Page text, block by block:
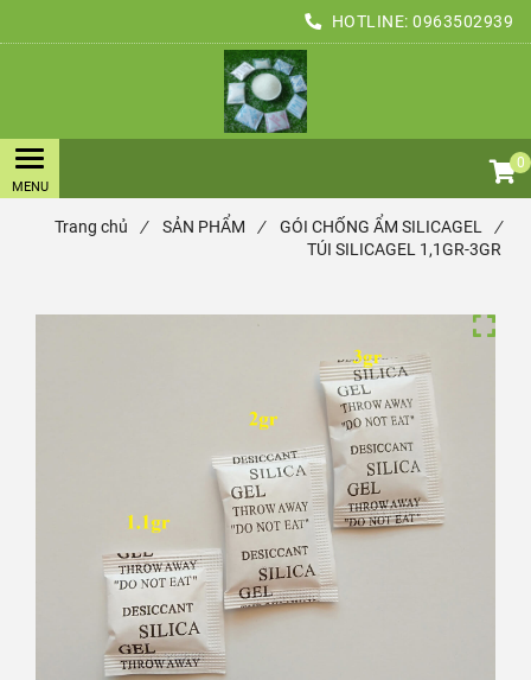
HOTLINE: 0963502939
0
Trang chủ / SẢN PHẨM / GÓI CHỐNG ẨM SILICAGEL
/
TÚI SILICAGEL 1,1GR-3GR